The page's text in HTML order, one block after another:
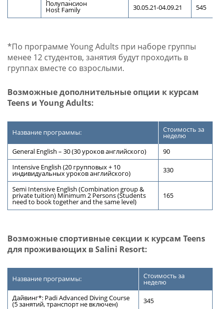
Полупансион
Host Family 30.05.21-04.09.21 545
*По программе Young Adults при наборе группы
менее 12 студентов, занятия будут проходить в
группах вместе со взрослыми.
Возможные дополнительные опции к курсам
Teens и Young Adults:
Название программы: Стоимость за
неделю
General English – 30 (30 уроков английского)
90
Intensive English (20 групповых + 10
индивидуальных уроков английского) 330
Semi Intensive English (Combination group &
private tuition) Minimum 2 Persons (Students
need to book together and the same level)
165
Возможные спортивные секции к курсам Teens
для проживающих в Salini Resort:
Название программы: Стоимость за
неделю
Дайвинг*: Padi Advanced Diving Course
(5 занятий, транспорт не включен) 345